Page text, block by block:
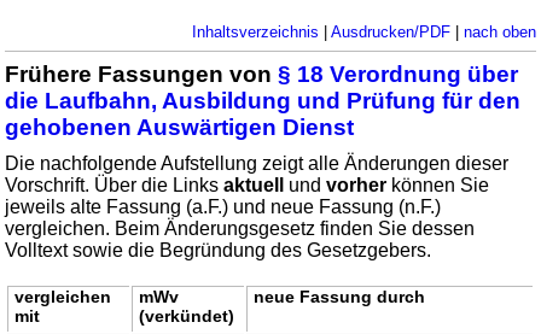
Inhaltsverzeichnis Ausdrucken/PDF| nach oben
Frühere Fassungen von§ 18 Verordnung über
die Laufbahn, Ausbildung und Prüfung für den
gehobenen Auswärtigen Dienst
Die nachfolgende Aufstellung zeigt alle Änderungen dieser
Vorschrift. Über die Linksaktuell undvorher können Sie
jeweils alte Fassung (a.F.) und neue Fassung (n.F.)
vergleichen. Beim Änderungsgesetz finden Sie dessen
Volltext sowie die Begründung des Gesetzgebers.
vergleichen
mit
mWv
(verkündet)
neue Fassung durch